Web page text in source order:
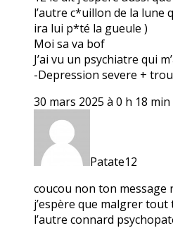
l’autre c*uillon de la lune
ira lui p*té la gueule )
Moi sa va bof
J’ai vu un psychiatre qui
-Depression severe +
30 mars 2025 à 0 h 18 min
Patate12
coucou non ton message
j’espère que malgrer
l’autre connard